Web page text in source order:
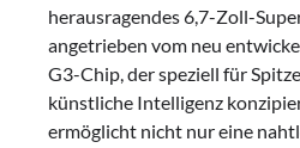
herausragendes 6,7-Zoll-
angetrieben vom neu
G3-Chip, der speziell für
künstliche Intelligenz
ermöglicht nicht nur eine